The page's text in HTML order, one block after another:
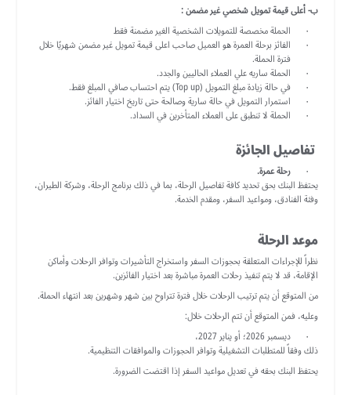
ب- أعلى قيمة تمويل شخصي غير مضمن :
الحملة مخصصة للتمويلات الشخصية الغير مضمنة فقط
الفائز برحلة العمرة هو العميل صاحب اعلى قيمة تمويل غير مضمن شهريًا خلال
فترة الحملة.
الحملة ساريه علي العملاء الحاليين والجدد.
في حالة زيادة مبلغ التمويل (Top up) يتم احتساب صافي المبلغ فقط.
استمرار التمويل في حالة سارية وصالحة حتى تاريخ اختيار الفائز.
الحملة لا تنطبق على العملاء المتأخرين في السداد.
تفاصيل الجائزة
رحلة عمرة.
يحتفظ البنك بحق تحديد كافة تفاصيل الرحلة، بما في ذلك برنامج الرحلة، وشركة الطيران،
وفئة الفنادق، ومواعيد السفر، ومقدم الخدمة.
موعد الرحلة
نظراً للإجراءات المتعلقة بحجوزات السفر واستخراج التأشيرات وتوافر الرحلات وأماكن
الإقامة، قد لا يتم تنفيذ رحلات العمرة مباشرة بعد اختيار الفائزين.
من المتوقع أن يتم ترتيب الرحلات خلال فترة تتراوح بين شهر وشهرين بعد انتهاء الحملة.
وعليه، فمن المتوقع أن تتم الرحلات خلال:
ديسمبر 2026؛ أو يناير 2027،
ذلك وفقاً للمتطلبات التشغيلية وتوافر الحجوزات والموافقات التنظيمية.
يحتفظ البنك بحقه في تعديل مواعيد السفر إذا اقتضت الضرورة.